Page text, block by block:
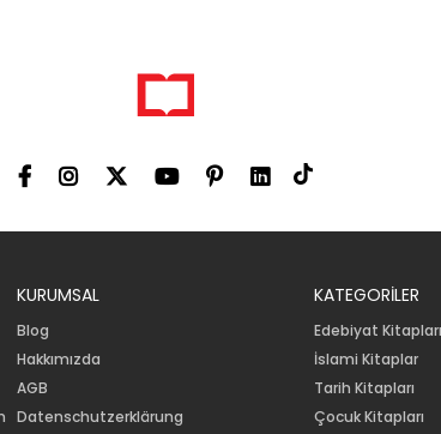
KURUMSAL
Blog
Hakkımızda
AGB
Datenschutzerklärung
KATEGORİLER
Edebiyat Kitapları
İslami Kitaplar
Tarih Kitapları
Çocuk Kitapları